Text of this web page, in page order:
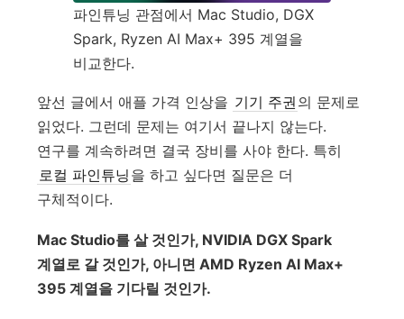
파인튜닝 관점에서 Mac Studio, DGX
Spark, Ryzen AI Max+ 395 계열을
비교한다.
앞선 글에서 애플 가격 인상을 기기 주권 의 문제로
읽었다. 그런데 문제는 여기서 끝나지 않는다.
연구를 계속하려면 결국 장비를 사야 한다. 특히
로컬 파인튜닝 을 하고 싶다면 질문은 더
구체적이다.
Mac Studio를 살 것인가, NVIDIA DGX Spark
계열로 갈 것인가, 아니면 AMD Ryzen AI Max+
395 계열을 기다릴 것인가.